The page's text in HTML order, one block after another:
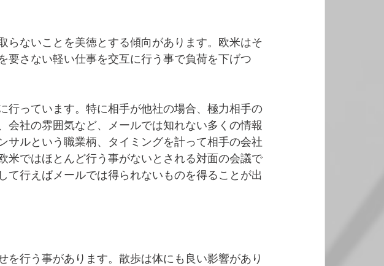
らないことを美徳とする傾向があります。欧米はそ
要さない軽い仕事を交互に行う事で負荷を下げつ
行っています。特に相手が他社の場合、極力相手の
会社の雰囲気など、メールでは知れない多くの情報
サルという職業柄、タイミングを計って相手の会社
米ではほとんど行う事がないとされる対面の会議で
て行えばメールでは得られないものを得ることが出
を行う事があります。散歩は体にも良い影響があり